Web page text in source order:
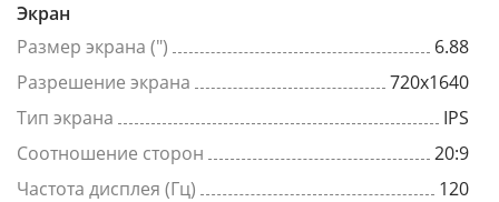
Экран
Размер экрана (")
6.88
Разрешение экрана
720x1640
Тип экрана
IPS
Соотношение сторон
20:9
Частота дисплея (Гц)
120